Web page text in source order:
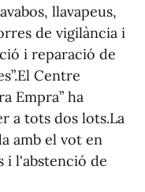
llavapeus,
de vigilància i
i reparació de
Centre
Empra” ha
a tots dos lots.La
amb el vot en
i l'abstenció de